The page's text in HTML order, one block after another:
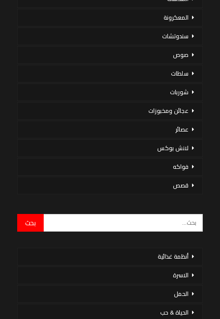
المعكرونة
سندوتشات
صوص
سلطات
شوربات
عجائن ومخبوزات
عصائر
لانش بوكس
فواكه
قصص
أنظمة غذائية
الاسرة
الحمل
الحياة & حب